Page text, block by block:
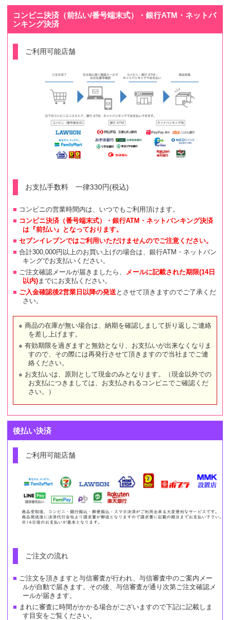
コンビニ決済（前払い/番号端末式）・銀行ATM・ネットバ
ンキング決済
ご利用可能店舗
お支払手数料 一律330円(税込)
コンビニの営業時間内は、いつでもご利用頂けます。
コンビニ決済（番号端末式）・銀行ATM・ネットバンキング決済
は『前払い』となっております。
セブンイレブンではご利用いただけませんのでご注意ください。
合計300,000円以上のお買い上げの場合は、銀行ATM・ネットバン
キングでお支払いください。
ご注文確認メールが届きましたら、 メールに記載された期限(14日
以内)までにお支払ください。
ご入金確認後2営業日以降の発送とさせて頂きますのでご了承くだ
さい。
商品の在庫が無い場合は、納期を確認しまして折り返しご連絡
を差し上げます。
有効期限を過ぎますと無効となり、お支払いが出来なくなりま
すので、その際には再発行させて頂きますので当社までご連
絡ください。
お支払いは、原則として現金のみとなります。（現金以外での
お支払につきましては、お支払されるコンビニでご確認くだ
さい。）
後払い決済
ご利用可能店舗
ご注文の流れ
ご注文を頂きますと与信審査が行われ、与信審査中のご案内メー
ルが自動で届きます。その後、与信審査が通り次第ご注文確認メ
ールが届きます。
まれに審査に時間がかかる場合がございますので下記に記載しま
す目安をご覧ください。